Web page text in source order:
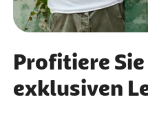
Profitiere
exklusiven